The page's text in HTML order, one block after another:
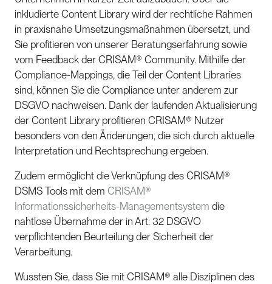
inkludierte Content Library wird der rechtliche Rahmen
in praxisnahe Umsetzungsmaßnahmen übersetzt, und
Sie profitieren von unserer Beratungserfahrung sowie
vom Feedback der CRISAM® Community. Mithilfe der
Compliance-Mappings, die Teil der Content Libraries
sind, können Sie die Compliance unter anderem zur
DSGVO nachweisen. Dank der laufenden Aktualisierung
der Content Library profitieren CRISAM® Nutzer
besonders von den Änderungen, die sich durch aktuelle
Interpretation und Rechtsprechung ergeben.
Zudem ermöglicht die Verknüpfung des CRISAM®
DSMS Tools mit dem CRISAM®
Informationssicherheits-Managementsystem die
nahtlose Übernahme der in Art. 32 DSGVO
verpflichtenden Beurteilung der Sicherheit der
Verarbeitung.
Wussten Sie, dass Sie mit CRISAM® alle Disziplinen des